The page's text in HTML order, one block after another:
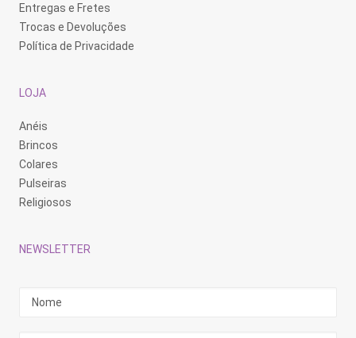
Entregas e Fretes
Trocas e Devoluções
Política de Privacidade
LOJA
Anéis
Brincos
Colares
Pulseiras
Religiosos
NEWSLETTER